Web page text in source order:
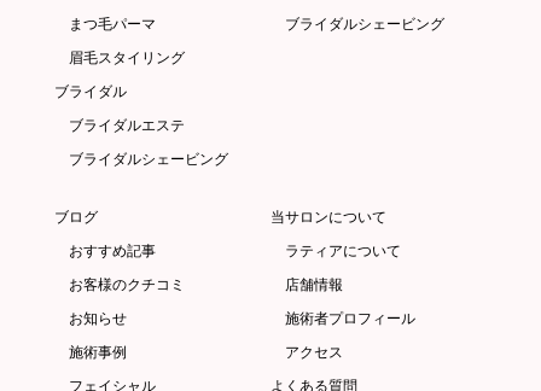
まつ毛パーマ
眉毛スタイリング
ブライダル
ブライダルエステ
ブライダルシェービング
ブライダルシェービング
ブログ
おすすめ記事
お客様のクチコミ
お知らせ
施術事例
フェイシャル
当サロンについて
ラティアについて
店舗情報
施術者プロフィール
アクセス
よくある質問